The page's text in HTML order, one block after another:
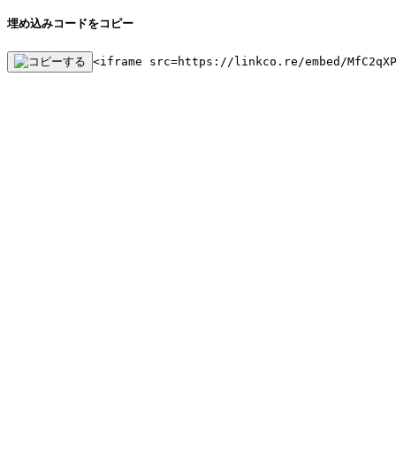
埋め込みコードをコピー
<iframe src=https://linkco.re/embed/